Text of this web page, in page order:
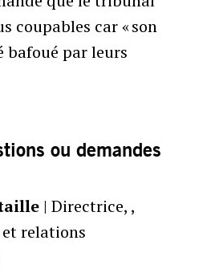
coupables car « son
par leurs
ou demandes
| Directrice, ,
relations